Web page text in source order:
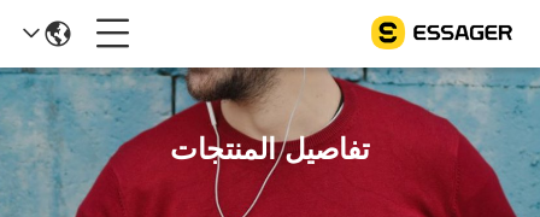
تفاصيل المنتجات